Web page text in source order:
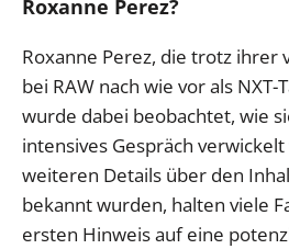
Roxanne Perez?
Roxanne Perez, die trotz
bei RAW nach wie vor als
wurde dabei beobachtet, wie
intensives Gespräch
weiteren Details über den
bekannt wurden, halten viele
ersten Hinweis auf eine